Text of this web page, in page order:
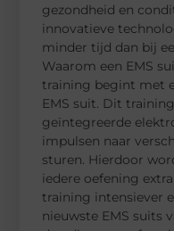
gezondheid en
innovatieve
minder tijd dan bij
Waarom een EMS
training begint met
EMS suit. Dit
geïntegreerde
impulsen naar
sturen. Hierdoor
iedere oefening
training intensiever
nieuwste EMS suits